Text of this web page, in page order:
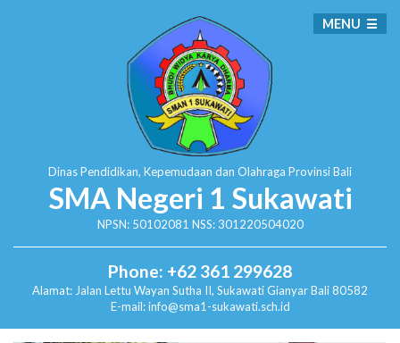
Dinas Pendidikan, Kepemudaan dan Olahraga Provinsi Bali
SMA Negeri 1 Sukawati
NPSN: 50102081 NSS: 301220504020
Phone: +62 361 299628
Alamat: Jalan Lettu Wayan Sutha II, SukawatiGianyar Bali 80582
E-mail: info@sma1-sukawati.sch.id
MENU